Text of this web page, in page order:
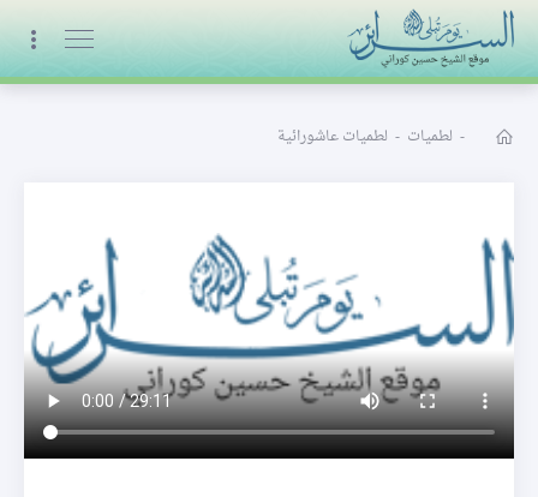
البث المباشر
- لطميات - لطميات عاشورائية